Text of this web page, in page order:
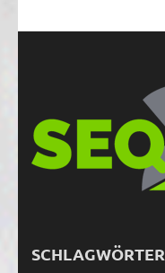
SCHLAGWÖRTER